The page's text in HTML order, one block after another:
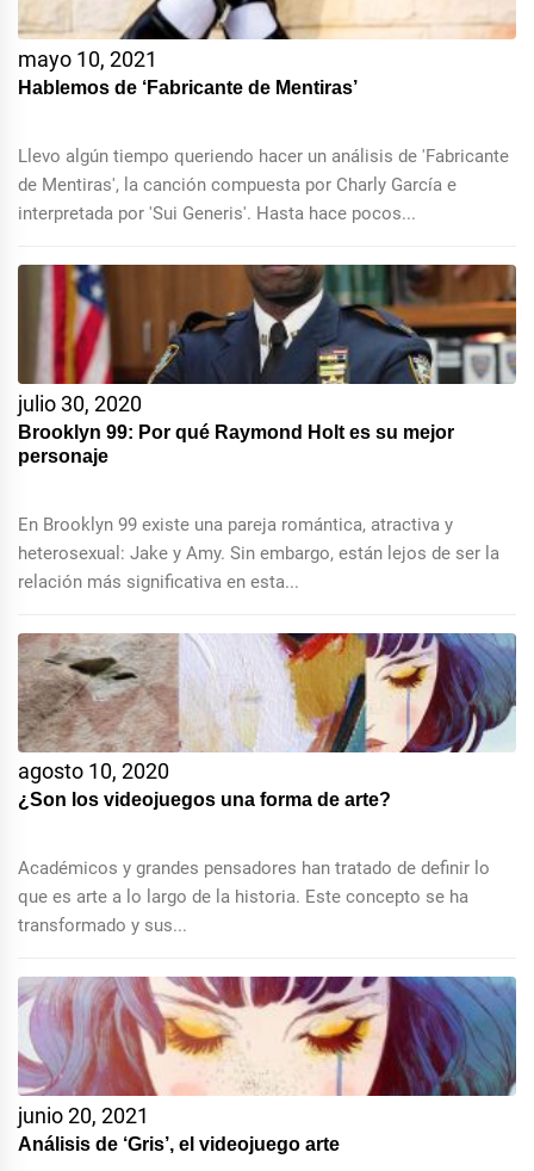
mayo 10, 2021
Hablemos de ‘Fabricante de Mentiras’
Llevo algún tiempo queriendo hacer un análisis de 'Fabricante
de Mentiras', la canción compuesta por Charly García e
interpretada por 'Sui Generis'. Hasta hace pocos...
julio 30, 2020
Brooklyn 99: Por qué Raymond Holt es su mejor
personaje
En Brooklyn 99 existe una pareja romántica, atractiva y
heterosexual: Jake y Amy. Sin embargo, están lejos de ser la
relación más significativa en esta...
agosto 10, 2020
¿Son los videojuegos una forma de arte?
Académicos y grandes pensadores han tratado de definir lo
que es arte a lo largo de la historia. Este concepto se ha
transformado y sus...
junio 20, 2021
Análisis de ‘Gris’, el videojuego arte